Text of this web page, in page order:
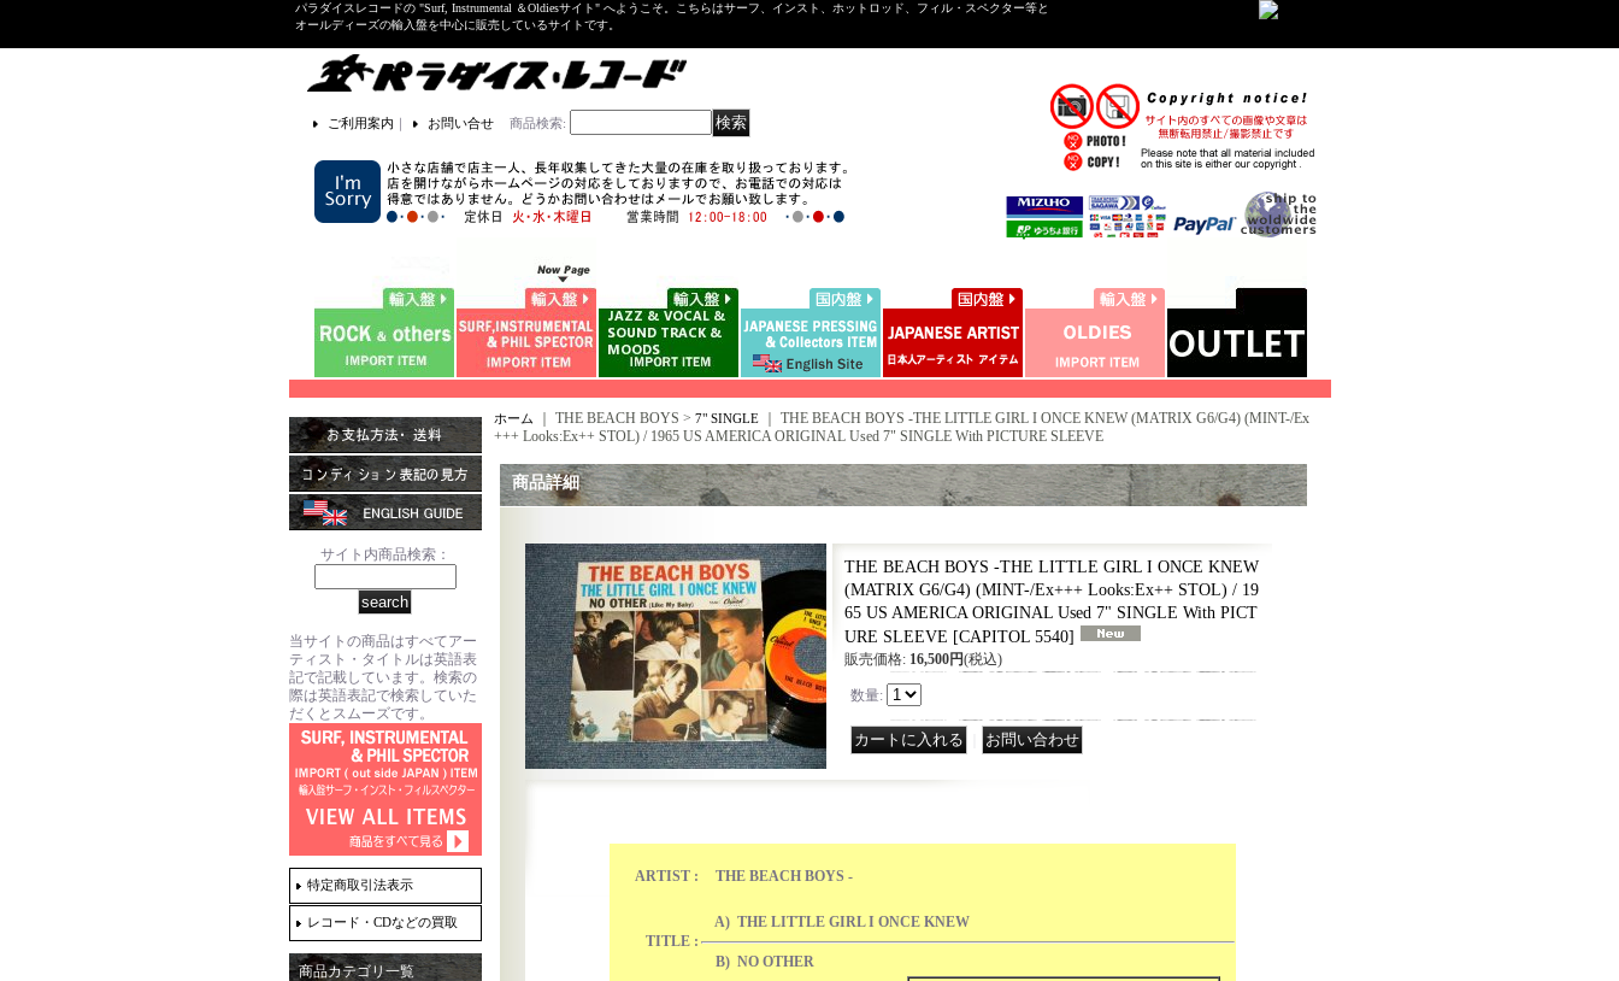
パラダイスレコードの "Surf, Instrumental ＆Oldiesサイト" へようこそ。こちらはサーフ、インスト、ホットロッド、フィル・スペクター等と
オールディーズの輸入盤を中心に販売しているサイトです。
ご利用案内 ｜ お問い合せ 商品検索:
サイト内商品検索：
当サイトの商品はすべてアー
ティスト・タイトルは英語表
記で記載しています。検索の
際は英語表記で検索していた
だくとスムーズです。
特定商取引法表示
レコード・CDなどの買取
商品カテゴリ一覧
ホーム ｜ THE BEACH BOYS > 7" SINGLE
THE BEACH BOYS -THE LITTLE GIRL I ONCE KNEW (MATRIX G6/G4) (MINT-/Ex
+++ Looks:Ex++ STOL) / 1965 US AMERICA ORIGINAL Used 7" SINGLE With PICTURE SLEEVE
商品詳細
THE BEACH BOYS -THE LITTLE GIRL I ONCE KNEW
(MATRIX G6/G4) (MINT-/Ex+++ Looks:Ex++ STOL) / 19
65 US AMERICA ORIGINAL Used 7" SINGLE With PICT
URE SLEEVE [CAPITOL 5540]
販売価格: 16,500円(税込)
数量:
ARTIST : THE BEACH BOYS -
TITLE :
A) THE LITTLE GIRL I ONCE KNEW
B) NO OTHER